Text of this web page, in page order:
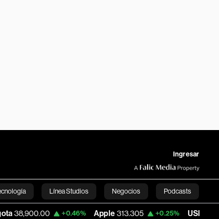
Ingresar
Línea Studios Negocios Podcasts
English
+0.46% Apple 313.305 +0.25% USD COP 3,159.60